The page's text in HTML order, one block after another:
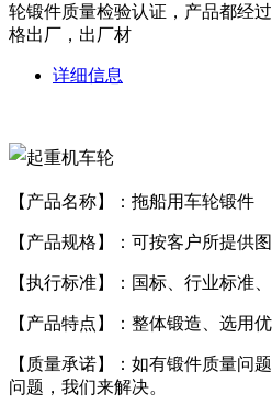
轮锻件质量检验认证，产品都经
格出厂，出厂材
详细信息
【产品名称】：拖船用车轮锻件
【产品规格】：可按客户所提供
【执行标准】：国标、行业标准
【产品特点】：整体锻造、选用
【质量承诺】：如有锻件质量问
问题，我们来解决。